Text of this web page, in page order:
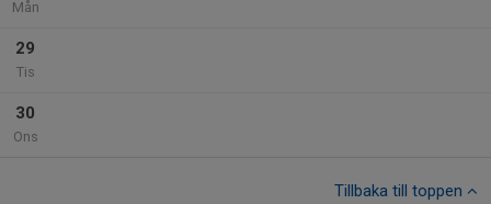
Mån
29
Tis
30
Ons
Tillbaka till toppen